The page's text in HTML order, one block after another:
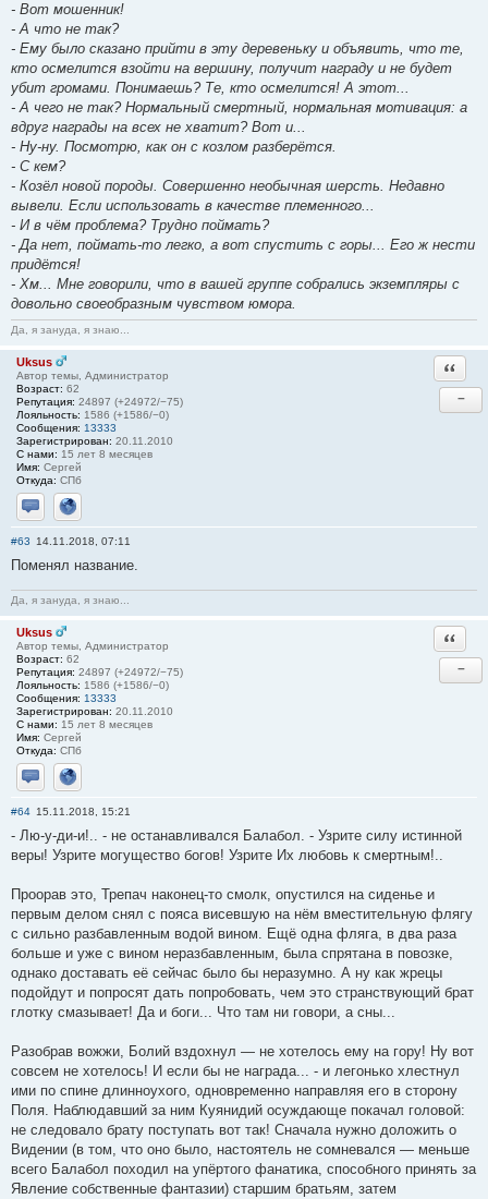
- Вот мошенник!
- А что не так?
- Ему было сказано прийти в эту деревеньку и объявить, что те,
кто осмелится взойти на вершину, получит награду и не будет
убит громами. Понимаешь? Те, кто осмелится! А этот...
- А чего не так? Нормальный смертный, нормальная мотивация: а
вдруг награды на всех не хватит? Вот и...
- Ну-ну. Посмотрю, как он с козлом разберётся.
- С кем?
- Козёл новой породы. Совершенно необычная шерсть. Недавно
вывели. Если использовать в качестве племенного...
- И в чём проблема? Трудно поймать?
- Да нет, поймать-то легко, а вот спустить с горы... Его ж нести
придётся!
- Хм... Мне говорили, что в вашей группе собрались экземпляры с
довольно своеобразным чувством юмора.
Да, я зануда, я знаю...
Uksus
Автор темы, Администратор
Возраст: 62
Репутация: 24897 (+24972/−75)
Лояльность: 1586 (+1586/−0)
Сообщения: 13333
Зарегистрирован: 20.11.2010
С нами: 15 лет 8 месяцев
Имя: Сергей
Откуда: СПб
Отправить личное сообщение
Сайт
−
#63 14.11.2018, 07:11
Поменял название.
Да, я зануда, я знаю...
Uksus
Автор темы, Администратор
Возраст: 62
Репутация: 24897 (+24972/−75)
Лояльность: 1586 (+1586/−0)
Сообщения: 13333
Зарегистрирован: 20.11.2010
С нами: 15 лет 8 месяцев
Имя: Сергей
Откуда: СПб
Отправить личное сообщение
Сайт
−
#64 15.11.2018, 15:21
- Лю-у-ди-и!.. - не останавливался Балабол. - Узрите силу истинной
веры! Узрите могущество богов! Узрите Их любовь к смертным!..
Проорав это, Трепач наконец-то смолк, опустился на сиденье и
первым делом снял с пояса висевшую на нём вместительную флягу
с сильно разбавленным водой вином. Ещё одна фляга, в два раза
больше и уже с вином неразбавленным, была спрятана в повозке,
однако доставать её сейчас было бы неразумно. А ну как жрецы
подойдут и попросят дать попробовать, чем это странствующий брат
глотку смазывает! Да и боги... Что там ни говори, а сны...
Разобрав вожжи, Болий вздохнул — не хотелось ему на гору! Ну вот
совсем не хотелось! И если бы не награда... - и легонько хлестнул
ими по спине длинноухого, одновременно направляя его в сторону
Поля. Наблюдавший за ним Куянидий осуждающе покачал головой:
не следовало брату поступать вот так! Сначала нужно доложить о
Видении (в том, что оно было, настоятель не сомневался — меньше
всего Балабол походил на упёртого фанатика, способного принять за
Явление собственные фантазии) старшим братьям, затем